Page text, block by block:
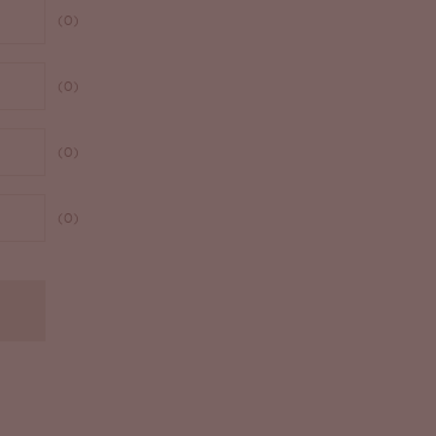
(0)
(0)
(0)
(0)